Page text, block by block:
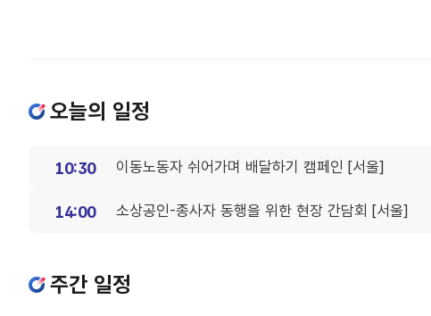
오늘의 일정
10:30 이동노동자 쉬어가며 배달하기 캠페인 [서울]
14:00 소상공인-종사자 동행을 위한 현장 간담회 [서울]
주간 일정